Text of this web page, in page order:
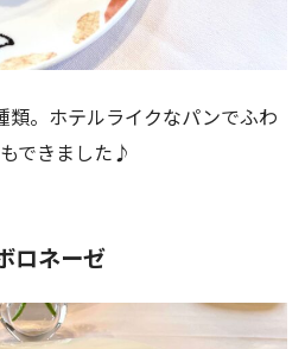
類。ホテルライクなパンでふわ
できました♪
ロネーゼ